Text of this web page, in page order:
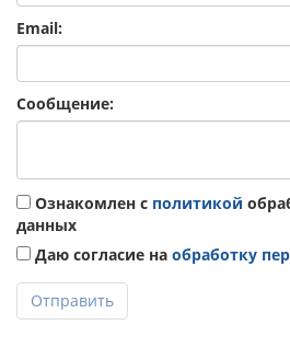
Email:
Сообщение:
Ознакомлен с политикой
данных
Даю согласие на обработку
Отправить